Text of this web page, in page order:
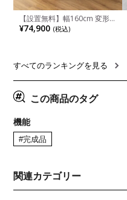
【設置無料】幅160cm 変形
半円 ダイニングテーブル モ
ルタル風 LENAS コンクリー
リア風 グレージュ
¥74,900 (税込)
すべてのランキングを見る
この商品のタグ
機能
#完成品
関連カテゴリー